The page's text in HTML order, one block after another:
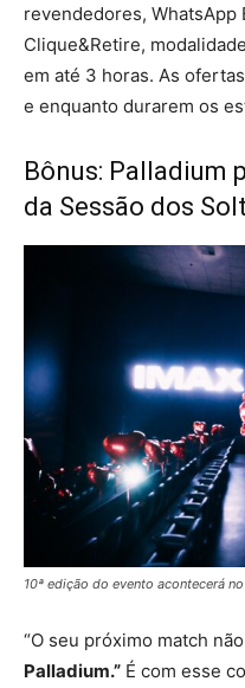
revendedores, WhatsApp
Clique&Retire,
em até 3 horas. As
e enquanto durarem os
Bônus: Palladium
da Sessão dos
10ª edição do evento acontecerá
“O seu próximo match
Palladium.” É com esse